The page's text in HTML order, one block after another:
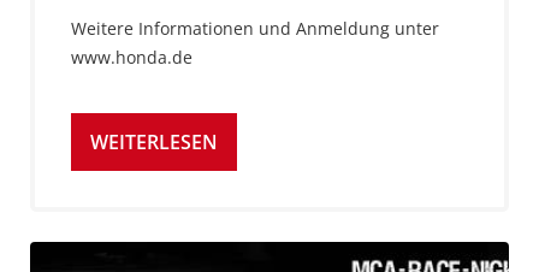
Weitere Informationen und Anmeldung unter
www.honda.de
WEITERLESEN